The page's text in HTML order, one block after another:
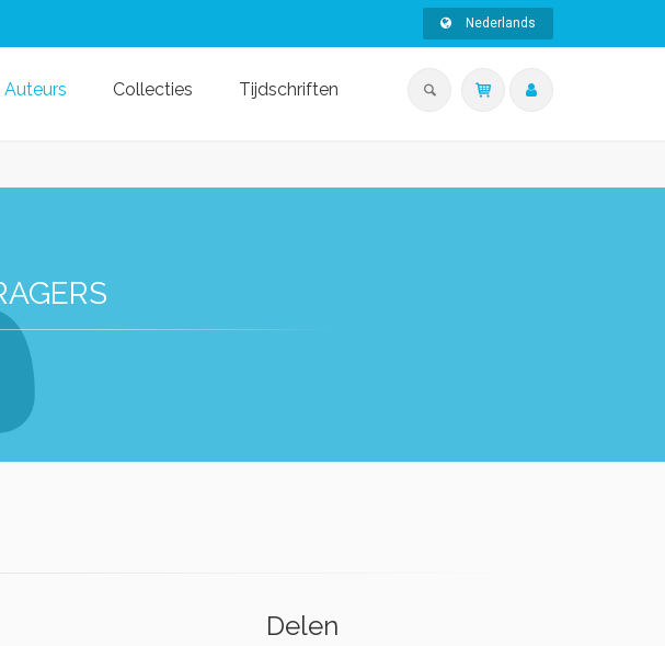
Nederlands
Auteurs Collecties Tijdschriften
Delen